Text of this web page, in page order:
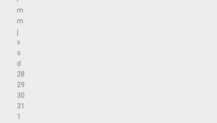
m
m
j
v
s
d
28
29
30
31
1